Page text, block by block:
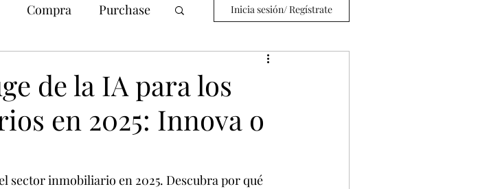
Compra Purchase
Artificial
Inicia sesión/ Regístrate
de la IA para los
en 2025: Innova o
sector inmobiliario en 2025. Descubra por qué